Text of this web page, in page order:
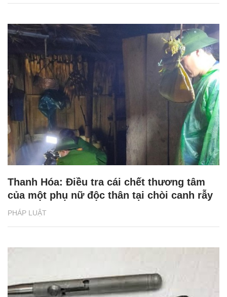
PHÁP LUẬT
Thanh Hóa: Điều tra cái chết thương tâm
của một phụ nữ độc thân tại chòi canh rẫy